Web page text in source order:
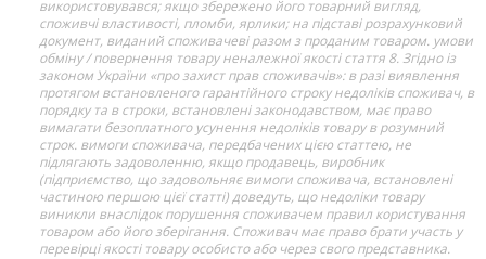
використовувався; якщо збережено його товарний вигляд,
споживчі властивості, пломби, ярлики; на підставі розрахунковий
документ, виданий споживачеві разом з проданим товаром. умови
обміну / повернення товару неналежної якості стаття 8. Згідно із
законом України «про захист прав споживачів»: в разі виявлення
протягом встановленого гарантійного строку недоліків споживач, в
порядку та в строки, встановлені законодавством, має право
вимагати безоплатного усунення недоліків товару в розумний
строк. вимоги споживача, передбачених цією статтею, не
підлягають задоволенню, якщо продавець, виробник
(підприємство, що задовольняє вимоги споживача, встановлені
частиною першою цієї статті) доведуть, що недоліки товару
виникли внаслідок порушення споживачем правил користування
товаром або його зберігання. Споживач має право брати участь у
перевірці якості товару особисто або через свого представника.